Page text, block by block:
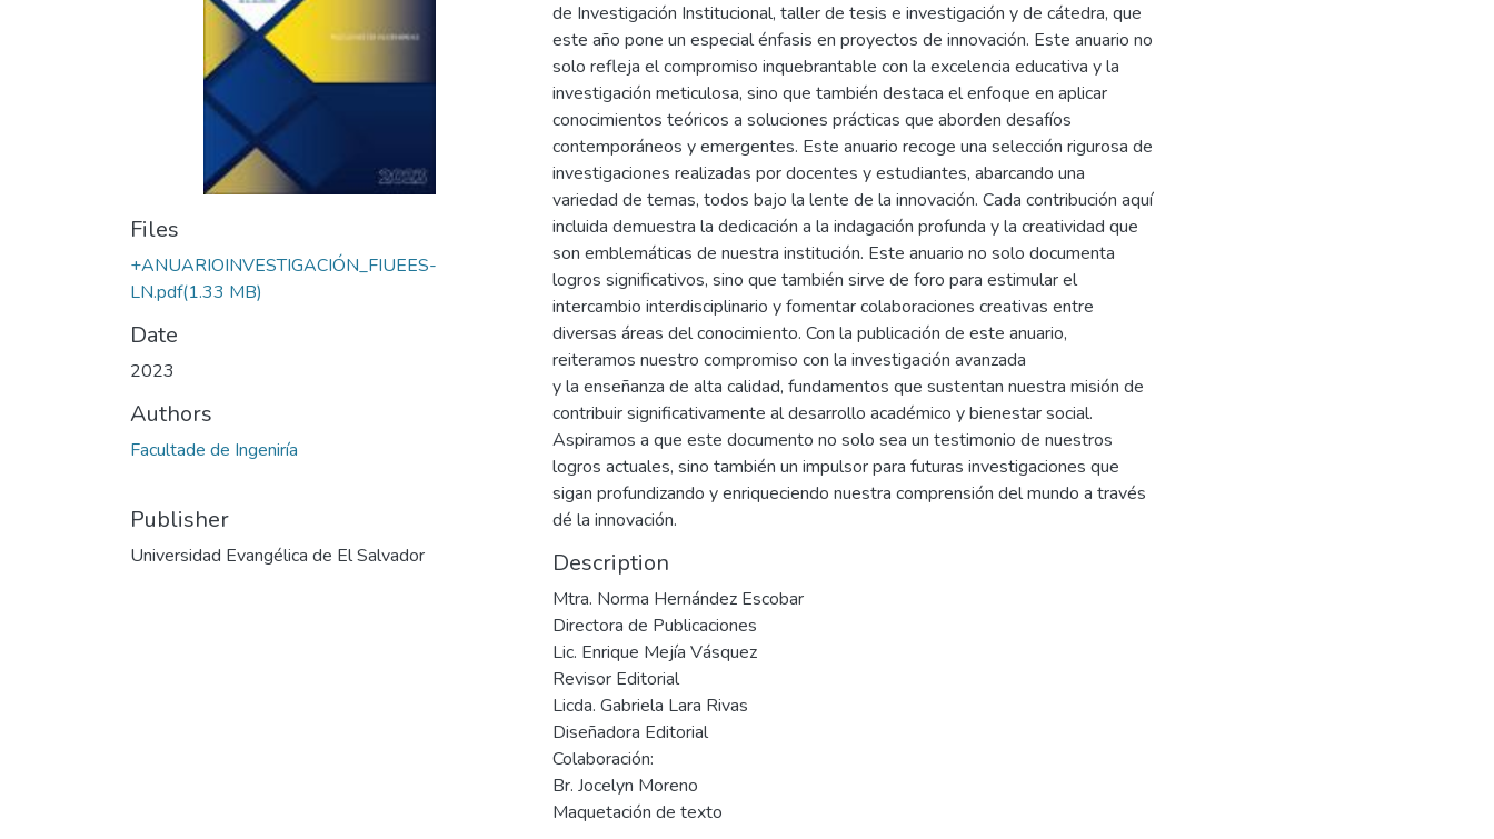
Files
+ANUARIOINVESTIGACIÓN_FIUEES-
LN.pdf(1.33 MB)
Date
2023
Authors
Facultade de Ingeniría
Publisher
Universidad Evangélica de El Salvador
de Investigación Institucional, taller de tesis e investigación y de cátedra, que
este año pone un especial énfasis en proyectos de innovación. Este anuario no
solo refleja el compromiso inquebrantable con la excelencia educativa y la
investigación meticulosa, sino que también destaca el enfoque en aplicar
conocimientos teóricos a soluciones prácticas que aborden desafíos
contemporáneos y emergentes. Este anuario recoge una selección rigurosa de
investigaciones realizadas por docentes y estudiantes, abarcando una
variedad de temas, todos bajo la lente de la innovación. Cada contribución aquí
incluida demuestra la dedicación a la indagación profunda y la creatividad que
son emblemáticas de nuestra institución. Este anuario no solo documenta
logros significativos, sino que también sirve de foro para estimular el
intercambio interdisciplinario y fomentar colaboraciones creativas entre
diversas áreas del conocimiento. Con la publicación de este anuario,
reiteramos nuestro compromiso con la investigación avanzada
y la enseñanza de alta calidad, fundamentos que sustentan nuestra misión de
contribuir significativamente al desarrollo académico y bienestar social.
Aspiramos a que este documento no solo sea un testimonio de nuestros
logros actuales, sino también un impulsor para futuras investigaciones que
sigan profundizando y enriqueciendo nuestra comprensión del mundo a través
dé la innovación.
Description
Mtra. Norma Hernández Escobar
Directora de Publicaciones
Lic. Enrique Mejía Vásquez
Revisor Editorial
Licda. Gabriela Lara Rivas
Diseñadora Editorial
Colaboración:
Br. Jocelyn Moreno
Maquetación de texto